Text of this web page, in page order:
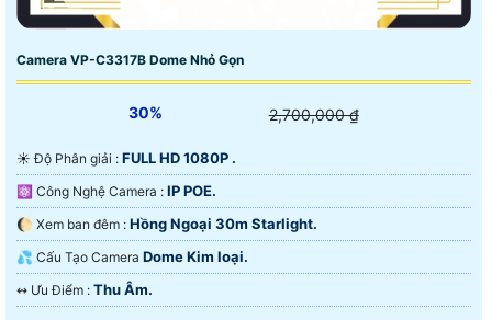
Camera VP-C3317B Dome Nhỏ Gọn
30% 2,700,000 ₫
☀️ Độ Phân giải : FULL HD 1080P .
⚛️ Công Nghệ Camera : IP POE.
🌔 Xem ban đêm : Hồng Ngoại 30m Starlight.
💦 Cấu Tạo Camera Dome Kim loại.
️↭ Ưu Điểm : Thu Âm.